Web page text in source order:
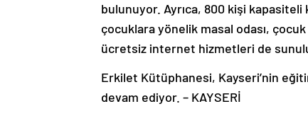
bulunuyor. Ayrıca, 800 kişi
çocuklara yönelik masal odası,
ücretsiz internet hizmetleri de
Erkilet Kütüphanesi, Kayseri’nin
devam ediyor. – KAYSERİ